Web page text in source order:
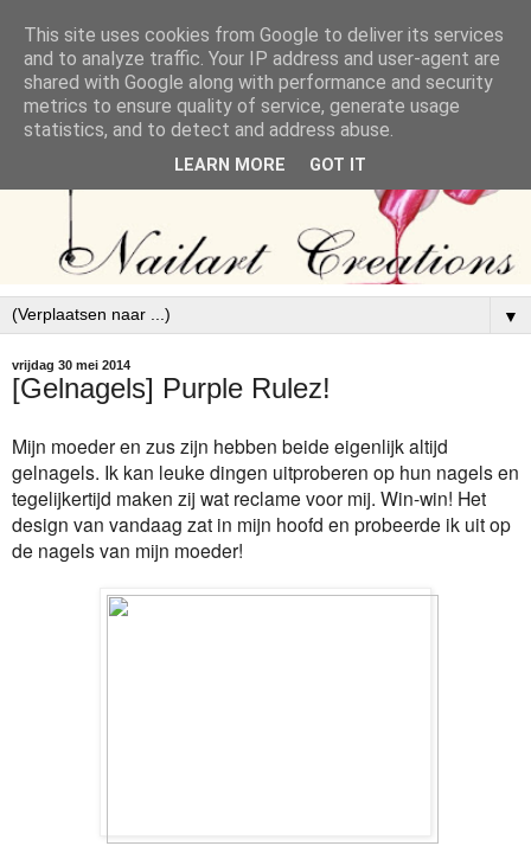
▼
vrijdag 30 mei 2014
[Gelnagels] Purple Rulez!
Mijn moeder en zus zijn hebben beide eigenlijk altijd
gelnagels. Ik kan leuke dingen uitproberen op hun nagels en
tegelijkertijd maken zij wat reclame voor mij. Win-win! Het
design van vandaag zat in mijn hoofd en probeerde ik uit op
de nagels van mijn moeder!
This site uses cookies from Google to deliver its services
and to analyze traffic. Your IP address and user-agent are
shared with Google along with performance and security
metrics to ensure quality of service, generate usage
statistics, and to detect and address abuse.
LEARN MORE GOT IT